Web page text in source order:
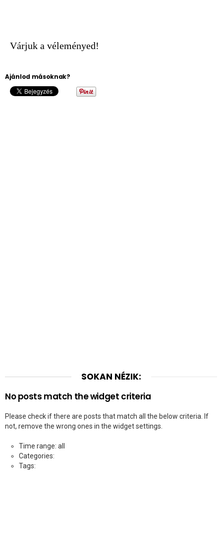
Várjuk a véleményed!
Ajánlod másoknak?
SOKAN NÉZIK:
No posts match the widget criteria
Please check if there are posts that match all the below criteria. If
not, remove the wrong ones in the widget settings.
Time range: all
Categories:
Tags: